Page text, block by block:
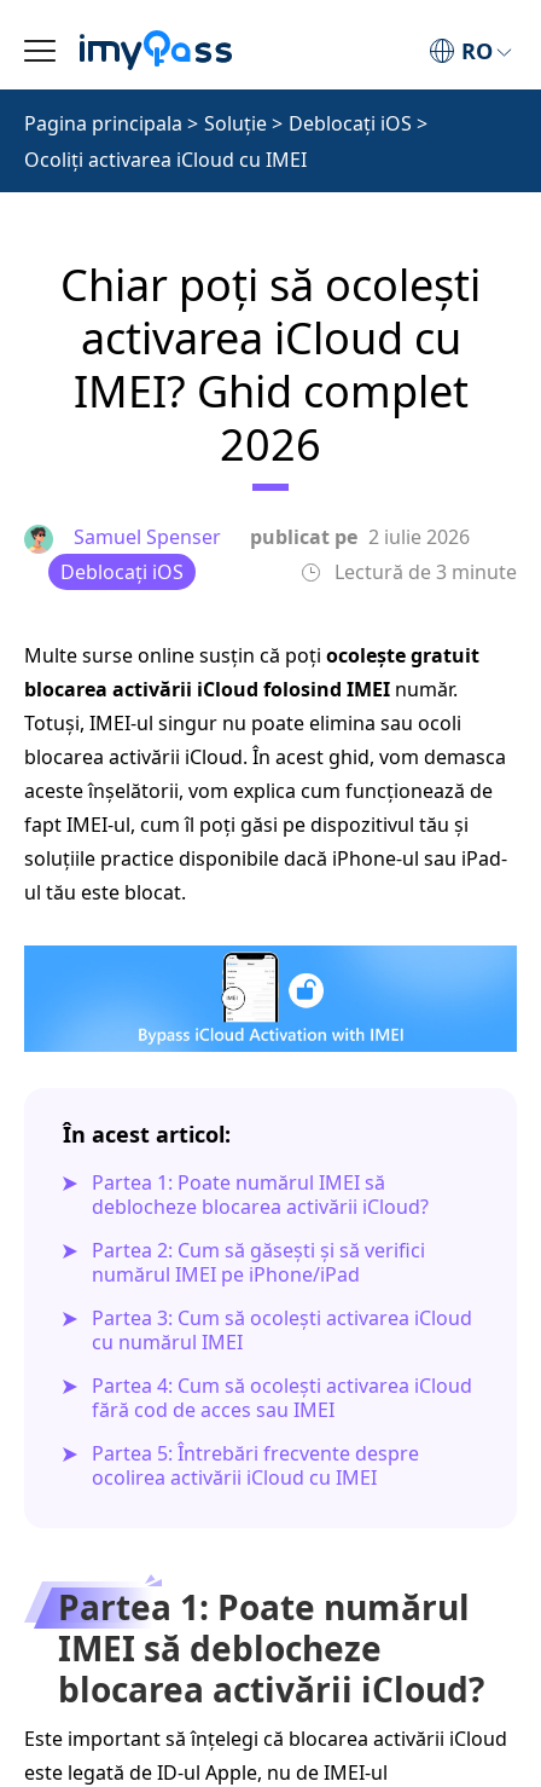
RO
Pagina principala > Soluţie> Deblocați iOS >
Ocoliți activarea iCloud cu IMEI
Chiar poți să ocolești
activarea iCloud cu
IMEI? Ghid complet
2026
Samuel Spenser publicat pe 2 iulie 2026
Deblocați iOS
Lectură de 3 minute
Multe surse online susțin că poți ocolește gratuit
blocarea activării iCloud folosind IMEI număr.
Totuși, IMEI-ul singur nu poate elimina sau ocoli
blocarea activării iCloud. În acest ghid, vom demasca
aceste înșelătorii, vom explica cum funcționează de
fapt IMEI-ul, cum îl poți găsi pe dispozitivul tău și
soluțiile practice disponibile dacă iPhone-ul sau iPad-
ul tău este blocat.
În acest articol:
Partea 1: Poate numărul IMEI să
deblocheze blocarea activării iCloud?
Partea 2: Cum să găsești și să verifici
numărul IMEI pe iPhone/iPad
Partea 3: Cum să ocolești activarea iCloud
cu numărul IMEI
Partea 4: Cum să ocolești activarea iCloud
fără cod de acces sau IMEI
Partea 5: Întrebări frecvente despre
ocolirea activării iCloud cu IMEI
Partea 1: Poate numărul
IMEI să deblocheze
blocarea activării iCloud?
Este important să înțelegi că blocarea activării iCloud
este legată de ID-ul Apple, nu de IMEI-ul